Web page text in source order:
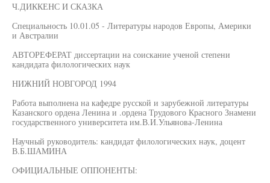
Ч.ДИККЕНС И СКАЗКА
Специальность 10.01.05 - Литературы народов Европы, Америки
и Австралии
АВТОРЕФЕРАТ диссертации на соискание ученой степени
кандидата филологических наук
НИЖНИЙ НОВГОРОД 1994
Работа выполнена на кафедре русской и зарубежной литературы
Казанского ордена Ленина и .ордена Трудового Красного Знамени
государственного университета им.В.И.Ульянова-Ленина
Научный руководитель: кандидат филологических наук, доцент
В.Б.ШАМИНА
ОФИЦИАЛЬНЫЕ ОППОНЕНТЫ: